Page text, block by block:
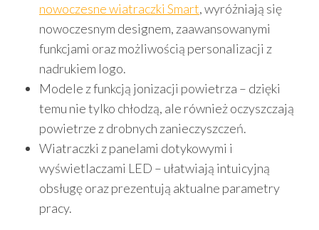
nowoczesne wiatraczki Smart, wyróżniają się
nowoczesnym designem, zaawansowanymi
funkcjami oraz możliwością personalizacji z
nadrukiem logo.
Modele z funkcją jonizacji powietrza – dzięki
temu nie tylko chłodzą, ale również oczyszczają
powietrze z drobnych zanieczyszczeń.
Wiatraczki z panelami dotykowymi i
wyświetlaczami LED – ułatwiają intuicyjną
obsługę oraz prezentują aktualne parametry
pracy.